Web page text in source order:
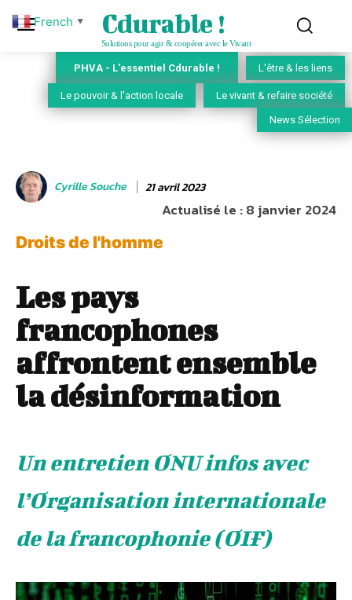
Cdurable !
Solutions pour agir & coopérer avec le Vivant
PHVA - L'essentiel Cdurable ! L'être & les liens
Le pouvoir & l'action locale Le vivant & refaire société
News Sélection
Cyrille Souche 21 avril 2023
Actualisé le :8 janvier 2024
Droits de l'homme
Les pays
francophones
affrontent ensemble
la désinformation
Un entretien ONU infos avec
l’Organisation internationale
de la francophonie (OIF)
French ▼